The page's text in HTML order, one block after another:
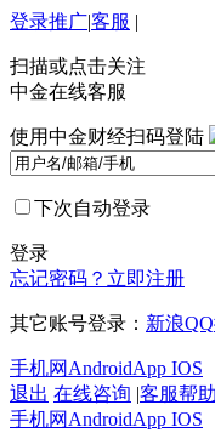
登录推广|客服 |
扫描或点击关注
中金在线客服
使用中金财经扫码登陆
下次自动登录
登录
忘记密码？ 立即注册
其它账号登录： 新浪QQ
手机网 AndroidApp IOS
退出 在线咨询 |客服帮助
手机网 AndroidApp IOS